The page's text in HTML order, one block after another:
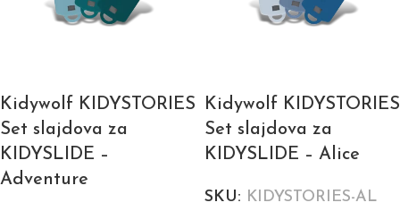
Kidywolf KIDYSTORIES
Set slajdova za
KIDYSLIDE –
Adventure
Kidywolf KIDYSTORIES
Set slajdova za
KIDYSLIDE – Alice
SKU: KIDYSTORIES-AL